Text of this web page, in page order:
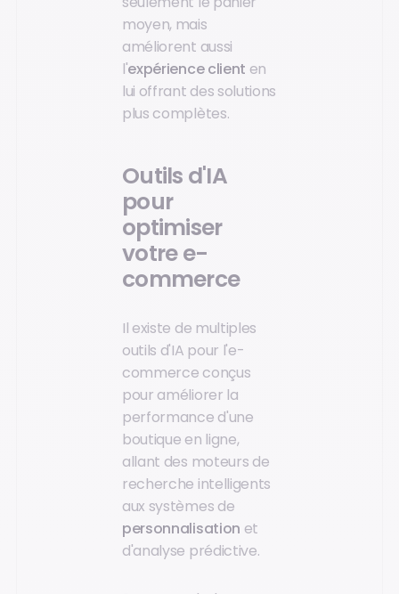
moyen, mais
améliorent aussi
l'expérience client en
lui offrant des solutions
plus complètes.
Outils d'IA
pour
optimiser
votre e-
commerce
Il existe de multiples
outils d'IA pour l'e-
commerce conçus
pour améliorer la
performance d'une
boutique en ligne,
allant des moteurs de
recherche intelligents
aux systèmes de
personnalisation et
d'analyse prédictive.